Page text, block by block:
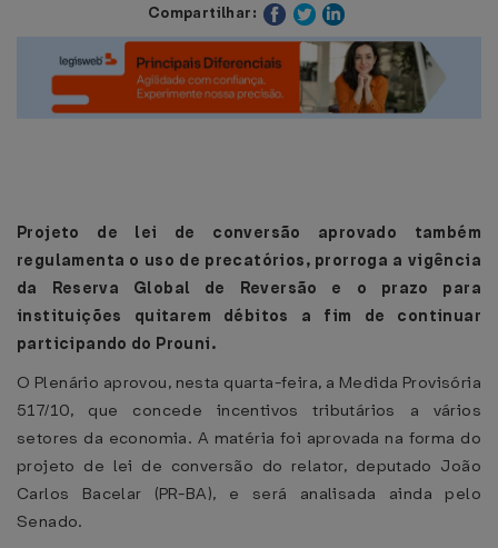
Compartilhar:
Projeto de lei de conversão aprovado também
regulamenta o uso de precatórios, prorroga a vigência
da Reserva Global de Reversão e o prazo para
instituições quitarem débitos a fim de continuar
participando do Prouni.
O Plenário aprovou, nesta quarta-feira, a Medida Provisória
517/10, que concede incentivos tributários a vários
setores da economia. A matéria foi aprovada na forma do
projeto de lei de conversão do relator, deputado João
Carlos Bacelar (PR-BA), e será analisada ainda pelo
Senado.